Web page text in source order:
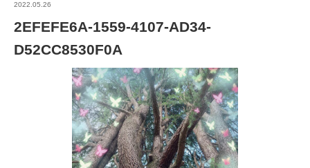
2022.05.26
2EFEFE6A-1559-4107-AD34-
D52CC8530F0A